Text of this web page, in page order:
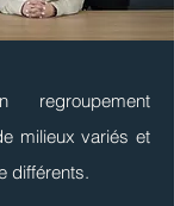
milieux variés et
différents.